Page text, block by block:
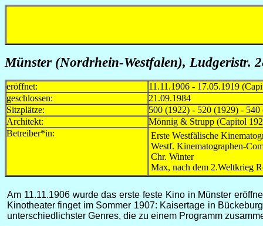
Münster (Nordrhein-Westfalen), Ludgeristr.
eröffnet:
11.11.1906 - 17.05.1919
geschlossen:
21.09.1984
Sitzplätze:
500 (1922) - 520 (1929) -
Architekt:
Mönnig & Strupp (Capitol
Betreiber*in:
Erste Westfälische
Westf. Kinematographen-
Chr. Winter
Max, nach dem 2.Weltkrieg
Am 11.11.1906 wurde das erste feste Kino in Münster
Kinotheater finget im Sommer 1907: Kaisertage in
unterschiedlichster Genres, die zu einem Programm